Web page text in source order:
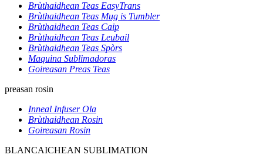
Brùthaidhean Teas EasyTrans
Brùthaidhean Teas Mug is Tumbler
Brùthaidhean Teas Caip
Brùthaidhean Teas Leubail
Brùthaidhean Teas Spòrs
Maquina Sublimadoras
Goireasan Preas Teas
preasan rosin
Inneal Infuser Ola
Brùthaidhean Rosin
Goireasan Rosin
BLANCAICHEAN SUBLIMATION